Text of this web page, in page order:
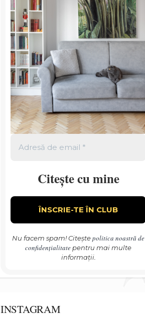
Citește cu mine
Nu facem spam! Citeștepolitica noastră de
confidențialitate pentru mai multe
informații.
INSTAGRAM